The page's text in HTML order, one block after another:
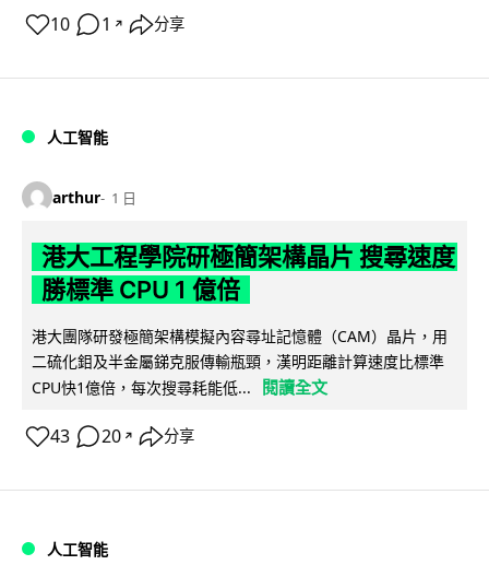
10 1 ↗ 分享
人工智能
arthur 1 日
港大工程學院研極簡架構晶片 搜尋速度
勝標準 CPU 1 億倍
港大團隊研發極簡架構模擬內容尋址記憶體（CAM）晶片，用
二硫化鉬及半金屬銻克服傳輸瓶頸，漢明距離計算速度比標準
CPU快1億倍，每次搜尋耗能低...
閱讀全文
43 20 ↗ 分享
人工智能